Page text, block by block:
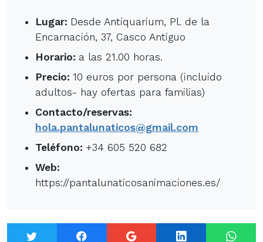
Lugar: Desde Antiquarium, Pl. de la
Encarnación, 37, Casco Antiguo
Horario: a las 21.00 horas.
Precio: 10 euros por persona (incluido
adultos- hay ofertas para familias)
Contacto/reservas:
hola.pantalunaticos@gmail.com
Teléfono: +34 605 520 682
Web:
https://pantalunaticosanimaciones.es/
Twitter Facebook Google+ LinkedIn